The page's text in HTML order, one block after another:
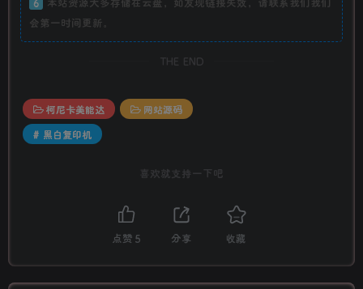
会第一时间更新。
THE END
柯尼卡美能达
网站源码
# 黑白复印机
喜欢就支持一下吧
点赞 5 分享 收藏